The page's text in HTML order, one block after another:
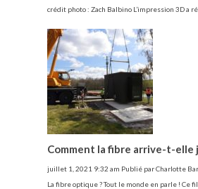
crédit photo : Zach Balbino L’impression 3D a
Comment la fibre arrive-t-elle
juillet 1, 2021 9:32 am Publié parCharlotte
La fibre optique ? Tout le monde en parle !